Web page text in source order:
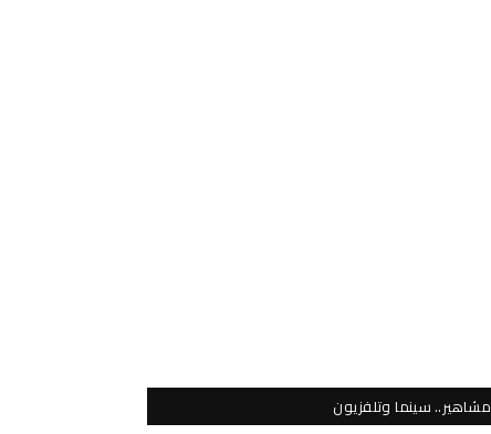
مشاهير.. سينما وتلفزيون